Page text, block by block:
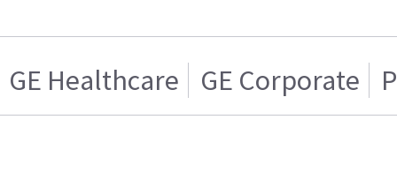
GE Healthcare GE Corporate